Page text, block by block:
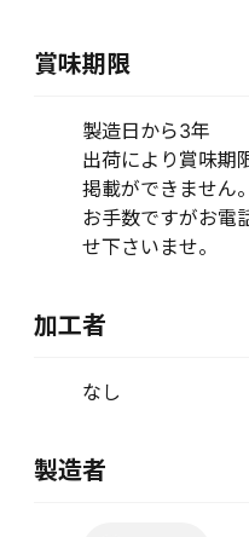
賞味期限
製造日から3年
出荷により賞味期
掲載ができません。
お手数ですがお電
せ下さいませ。
加工者
なし
製造者